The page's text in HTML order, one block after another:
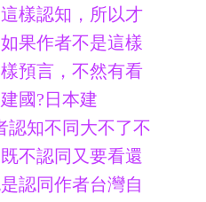
樣認知，所以才
果作者不是這樣
預言，不然有看
國?日本建
知不同大不了不
不認同又要看還
認同作者台灣自